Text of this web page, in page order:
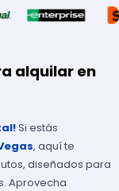
alquilar en
Si estás
, aquí te
diseñados para
Aprovecha